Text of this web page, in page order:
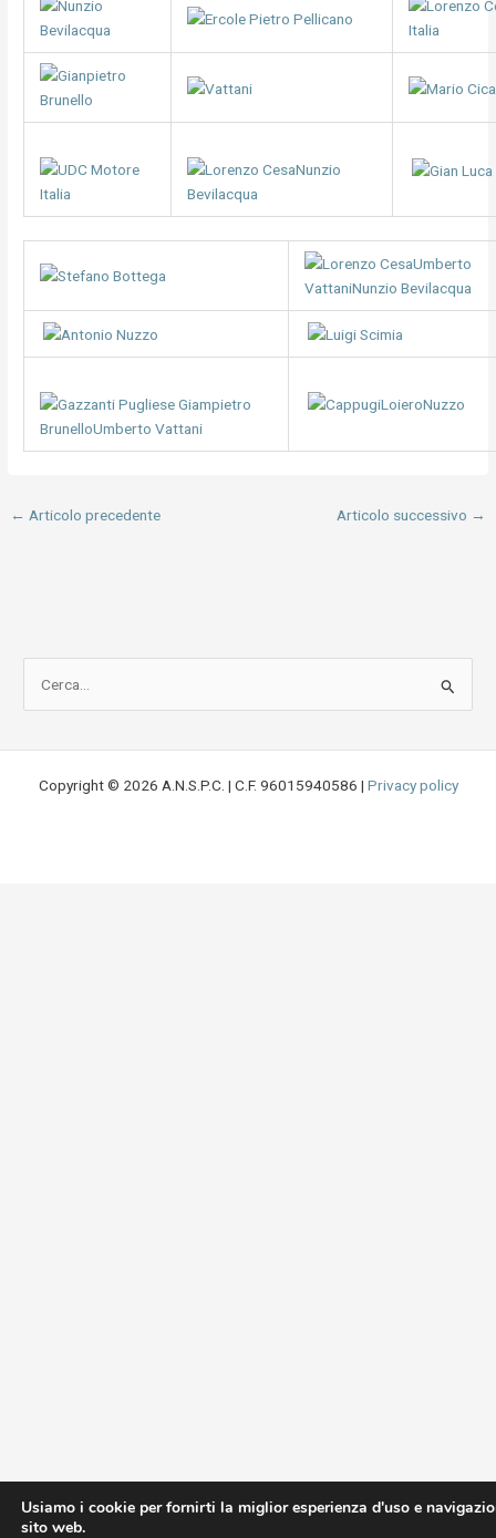
← Articolo precedente Articolo successivo →
Copyright © 2026 A.N.S.P.C. | C.F. 96015940586 | Privacy policy
Usiamo i cookie per fornirti la miglior esperienza d'uso e
sito web.